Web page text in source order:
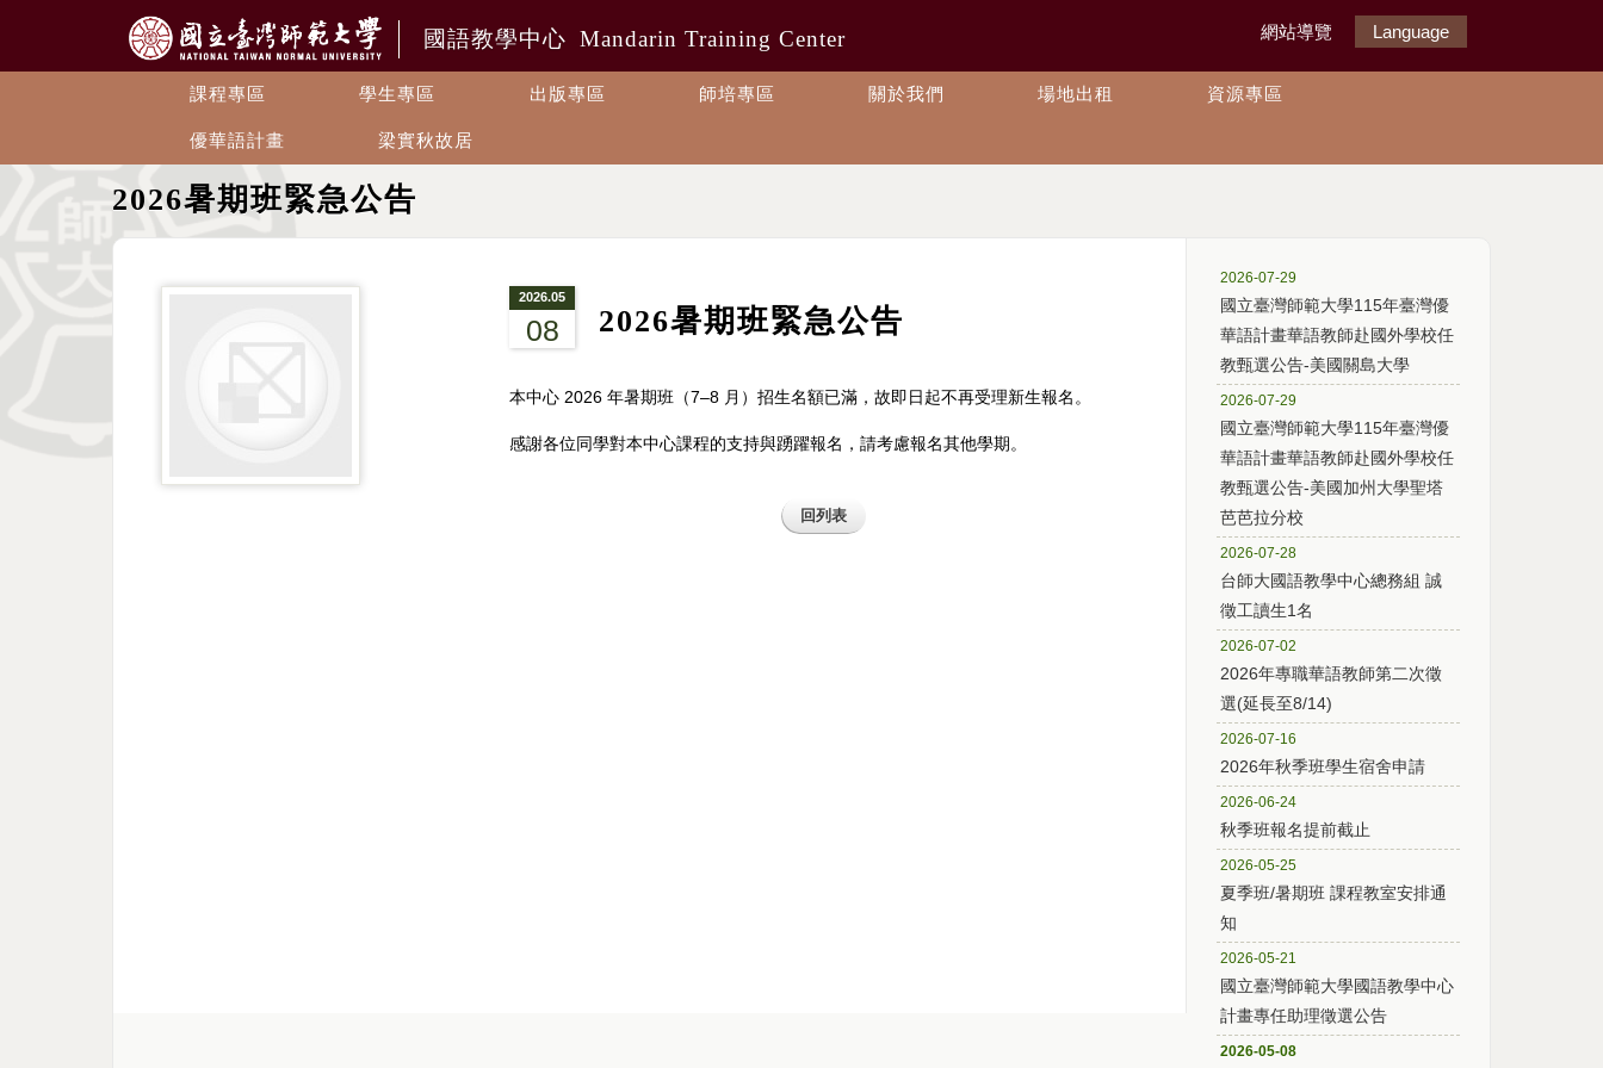
國語教學中心 Mandarin Training Center 網站導覽 Language
課程專區 學生專區 出版專區 師培專區 關於我們 場地出租 資源專區
優華語計畫 梁實秋故居
2026暑期班緊急公告
2026.05
08 2026暑期班緊急公告
本中心 2026 年暑期班（7–8 月）招生名額已滿，故即日起不再受理新生報名。
感謝各位同學對本中心課程的支持與踴躍報名，請考慮報名其他學期。
回列表
2026-07-29
國立臺灣師範大學115年臺灣優
華語計畫華語教師赴國外學校任
教甄選公告-美國關島大學
2026-07-29
國立臺灣師範大學115年臺灣優
華語計畫華語教師赴國外學校任
教甄選公告-美國加州大學聖塔
芭芭拉分校
2026-07-28
台師大國語教學中心總務組 誠
徵工讀生1名
2026-07-02
2026年專職華語教師第二次徵
選(延長至8/14)
2026-07-16
2026年秋季班學生宿舍申請
2026-06-24
秋季班報名提前截止
2026-05-25
夏季班/暑期班 課程教室安排通
知
2026-05-21
國立臺灣師範大學國語教學中心
計畫專任助理徵選公告
2026-05-08